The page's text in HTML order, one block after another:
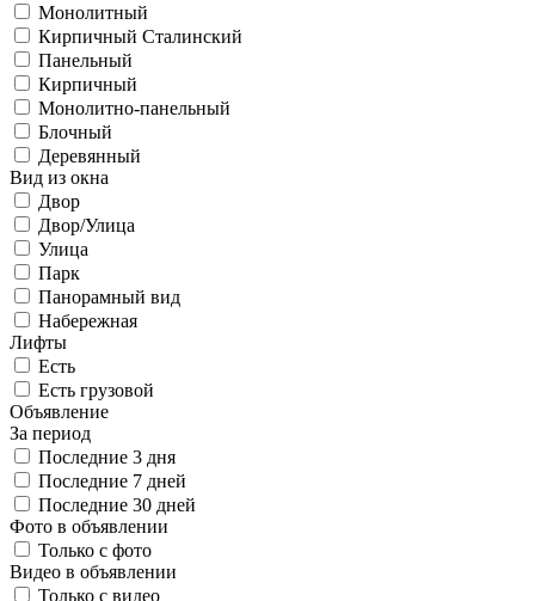
Монолитный
Кирпичный Сталинский
Панельный
Кирпичный
Монолитно-панельный
Блочный
Деревянный
Вид из окна
Двор
Двор/Улица
Улица
Парк
Панорамный вид
Набережная
Лифты
Есть
Есть грузовой
Объявление
За период
Последние 3 дня
Последние 7 дней
Последние 30 дней
Фото в объявлении
Только с фото
Видео в объявлении
Только с видео